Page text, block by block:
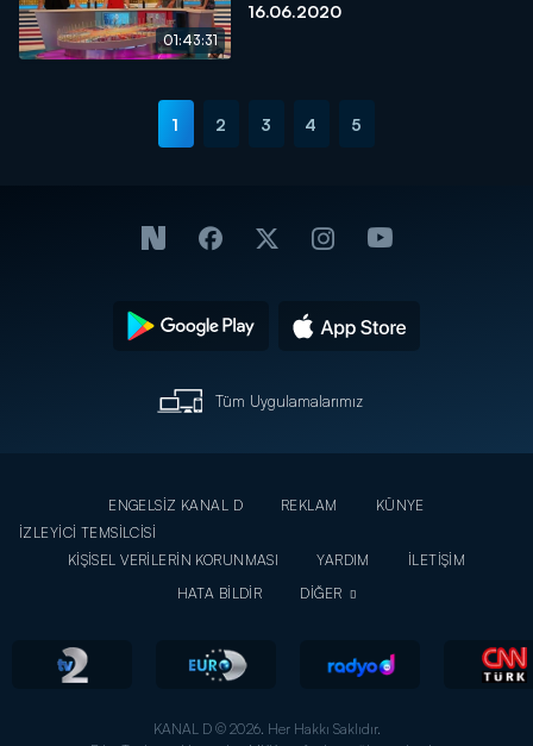
01:43:31
16.06.2020
1 2 3 4 5
Tüm Uygulamalarımız
ENGELSİZ KANAL D REKLAM
KÜNYE
İZLEYİCİ TEMSİLCİSİ
KİŞİSEL VERİLERİN KORUNMASI
YARDIM
İLETİŞİM
HATA BİLDİR
DİĞER
KANAL D © 2026. Her Hakkı Saklıdır.